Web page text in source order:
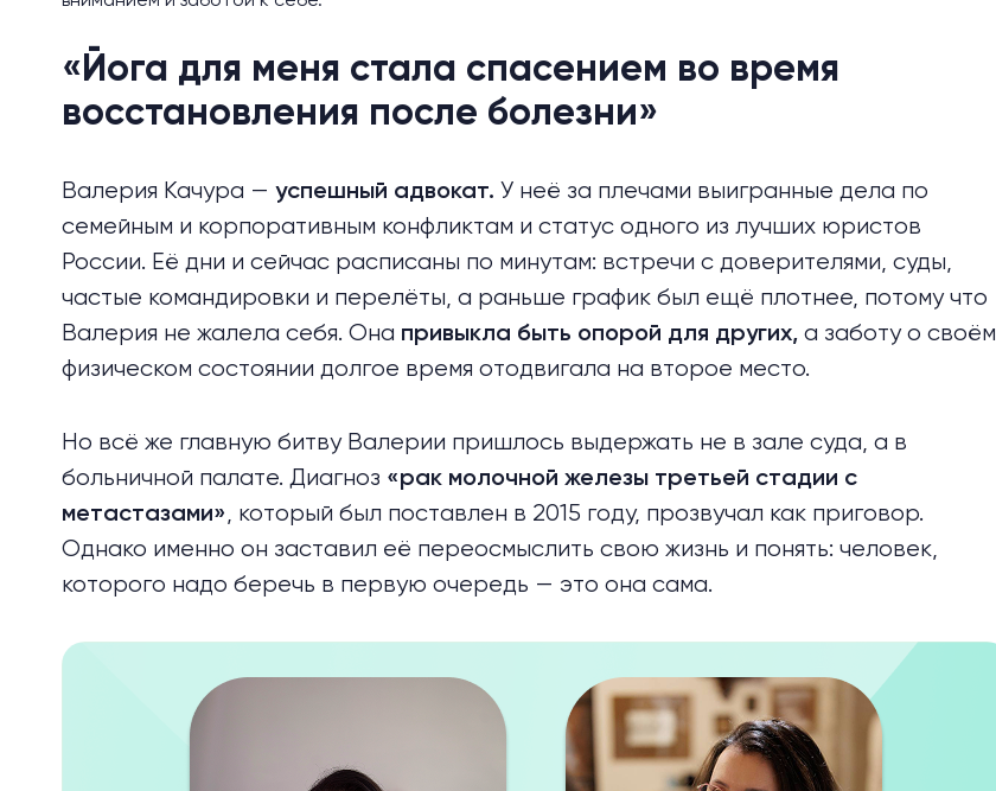
«Йога для меня стала спасением во время
восстановления после болезни»
Валерия Качура — успешный адвокат. У неё за плечами выигранные дела по
семейным и корпоративным конфликтам и статус одного из лучших юристов
России. Её дни и сейчас расписаны по минутам: встречи с доверителями, суды,
частые командировки и перелёты, а раньше график был ещё плотнее, потому что
Валерия не жалела себя. Она привыкла быть опорой для других, а заботу о своём
физическом состоянии долгое время отодвигала на второе место.
Но всё же главную битву Валерии пришлось выдержать не в зале суда, а в
больничной палате. Диагноз «рак молочной железы третьей стадии с
метастазами» , который был поставлен в 2015 году, прозвучал как приговор.
Однако именно он заставил её переосмыслить свою жизнь и понять: человек,
которого надо беречь в первую очередь — это она сама.